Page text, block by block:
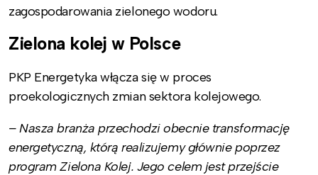
zagospodarowania zielonego wodoru.
Zielona kolej w Polsce
PKP Energetyka włącza się w proces
proekologicznych zmian sektora kolejowego.
– Nasza branża przechodzi obecnie transformację
energetyczną, którą realizujemy głównie poprzez
program Zielona Kolej. Jego celem jest przejście